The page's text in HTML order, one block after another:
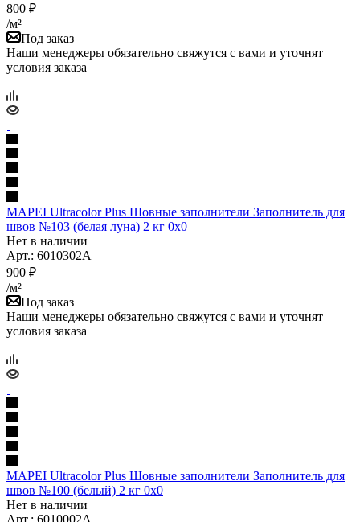
800 ₽
/м²
Под заказ
Наши менеджеры обязательно свяжутся с вами и уточнят
условия заказа
MAPEI Ultracolor Plus Шовные заполнители Заполнитель для
швов №103 (белая луна) 2 кг 0x0
Нет в наличии
Арт.: 6010302A
900 ₽
/м²
Под заказ
Наши менеджеры обязательно свяжутся с вами и уточнят
условия заказа
MAPEI Ultracolor Plus Шовные заполнители Заполнитель для
швов №100 (белый) 2 кг 0x0
Нет в наличии
Арт.: 6010002A